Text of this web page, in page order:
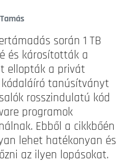
során 1 TB
és károsították a
ellopták a privát
tanúsítványt
rosszindulatú kód
programok
Ebből a cikkbőén
lehet hatékonyan és
az ilyen lopásokat.